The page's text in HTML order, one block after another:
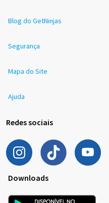
Blog do GetNinjas
Segurança
Mapa do Site
Ajuda
Redes sociais
Downloads